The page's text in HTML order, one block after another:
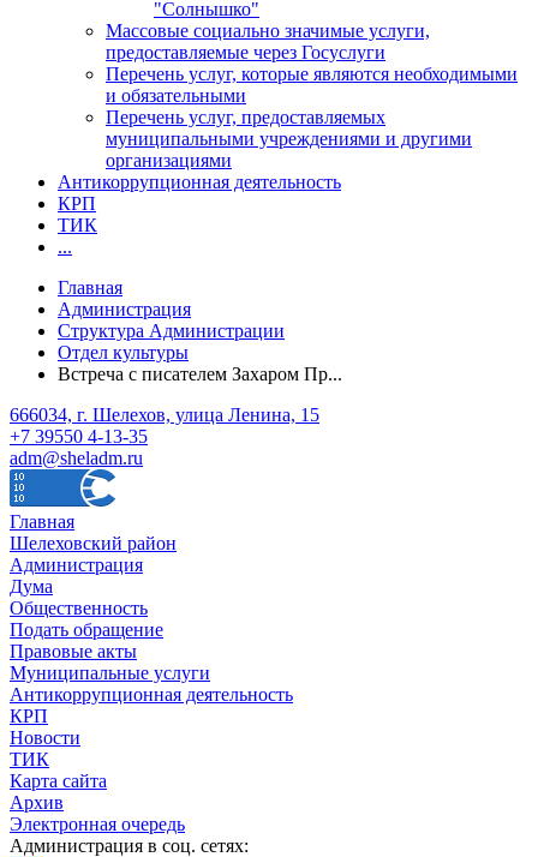
"Солнышко"
Массовые социально значимые услуги,
предоставляемые через Госуслуги
Перечень услуг, которые являются необходимыми
и обязательными
Перечень услуг, предоставляемых
муниципальными учреждениями и другими
организациями
Антикоррупционная деятельность
КРП
ТИК
...
Главная
Администрация
Структура Администрации
Отдел культуры
Встреча с писателем Захаром Пр...
666034, г. Шелехов, улица Ленина, 15
+7 39550 4-13-35
adm@sheladm.ru
Главная
Шелеховский район
Администрация
Дума
Общественность
Подать обращение
Правовые акты
Муниципальные услуги
Антикоррупционная деятельность
КРП
Новости
ТИК
Карта сайта
Архив
Электронная очередь
Администрация в соц. сетях: